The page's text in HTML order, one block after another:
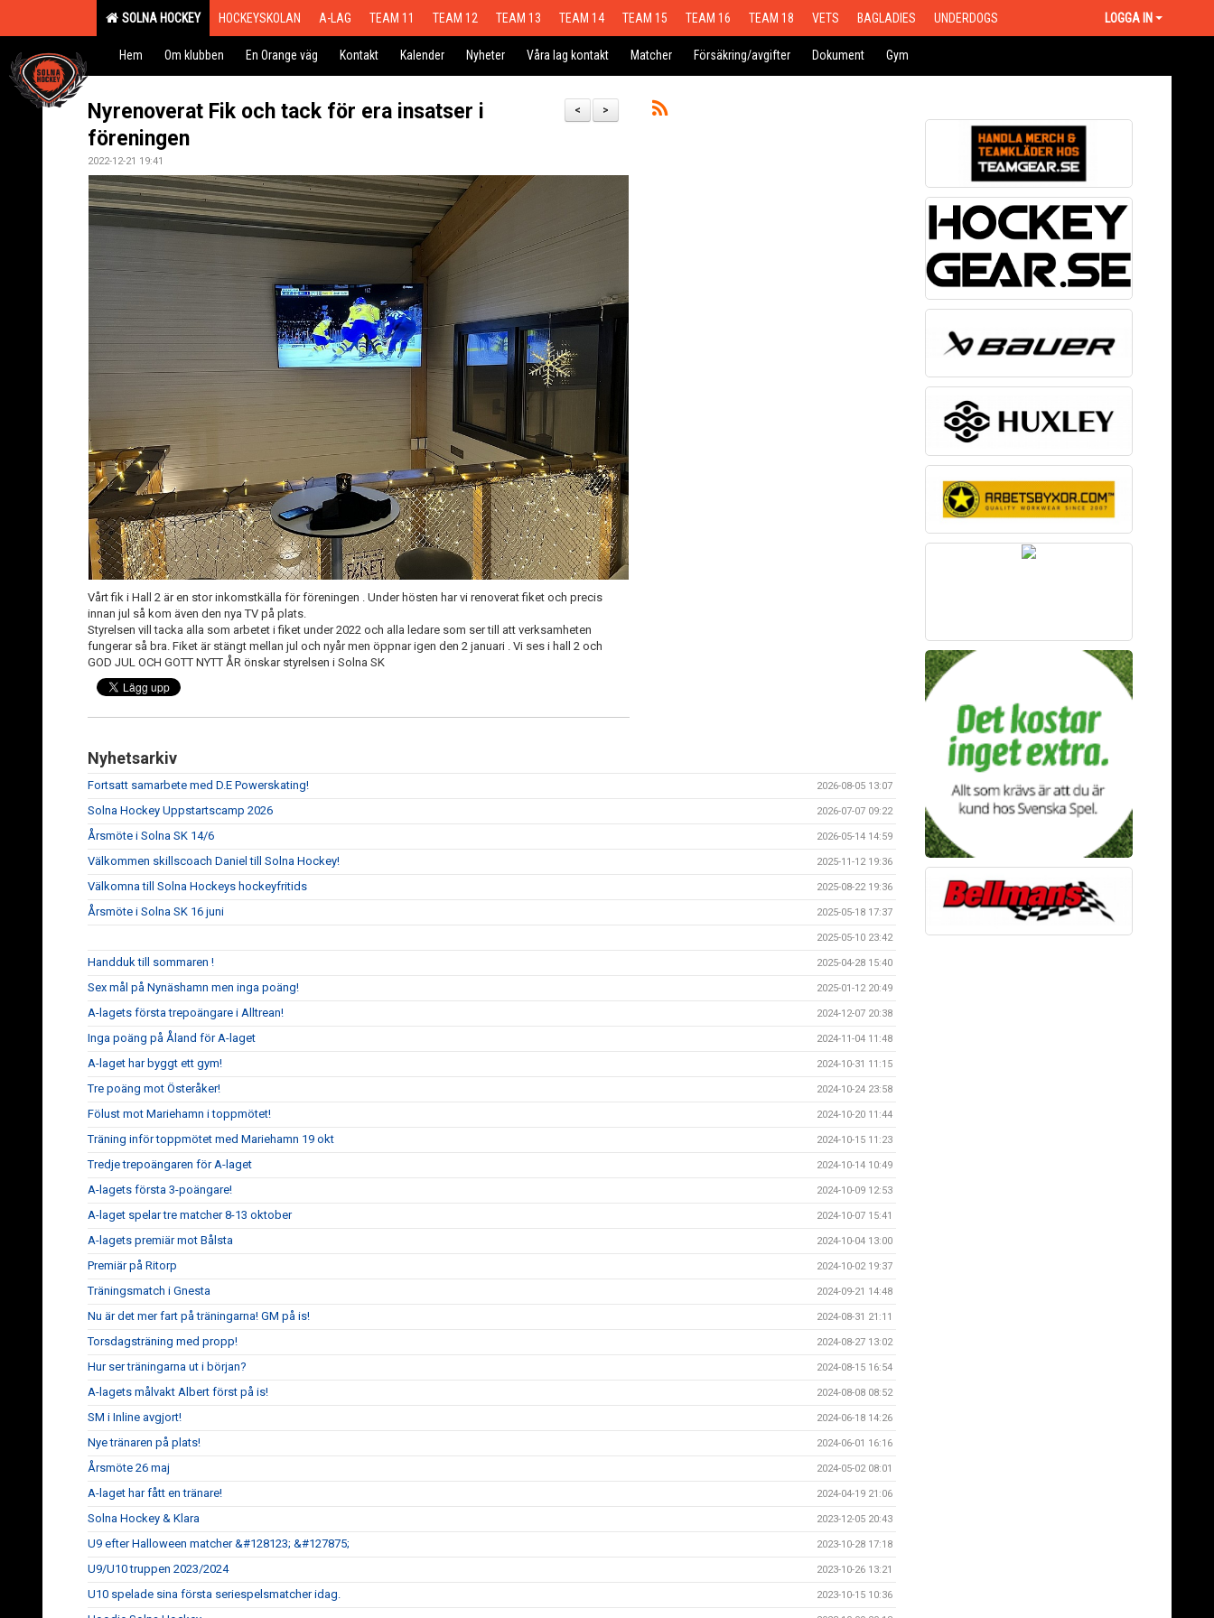
SOLNA HOCKEY HOCKEYSKOLAN A-LAG TEAM 11 TEAM 12 TEAM 13 TEAM 14 TEAM 15 TEAM 16 TEAM 18 VETS BAGLADIES UNDERDOGS LOGGA IN
Hem Om klubben En Orange väg Kontakt Kalender Nyheter Våra lag kontakt Matcher Försäkring/avgifter Dokument Gym
>
<
Nyrenoverat Fik och tack för era insatser i
föreningen
2022-12-21 19:41
Vårt fik i Hall 2 är en stor inkomstkälla för föreningen . Under hösten har vi renoverat fiket och precis
innan jul så kom även den nya TV på plats.
Styrelsen vill tacka alla som arbetet i fiket under 2022 och alla ledare som ser till att verksamheten
fungerar så bra. Fiket är stängt mellan jul och nyår men öppnar igen den 2 januari . Vi ses i hall 2 och
GOD JUL OCH GOTT NYTT ÅR önskar styrelsen i Solna SK
Nyhetsarkiv
Fortsatt samarbete med D.E Powerskating! 2026-08-05 13:07
Solna Hockey Uppstartscamp 2026 2026-07-07 09:22
Årsmöte i Solna SK 14/6 2026-05-14 14:59
Välkommen skillscoach Daniel till Solna Hockey! 2025-11-12 19:36
Välkomna till Solna Hockeys hockeyfritids 2025-08-22 19:36
Årsmöte i Solna SK 16 juni 2025-05-18 17:37
2025-05-10 23:42
Handduk till sommaren ! 2025-04-28 15:40
Sex mål på Nynäshamn men inga poäng! 2025-01-12 20:49
A-lagets första trepoängare i Alltrean! 2024-12-07 20:38
Inga poäng på Åland för A-laget 2024-11-04 11:48
A-laget har byggt ett gym! 2024-10-31 11:15
Tre poäng mot Österåker! 2024-10-24 23:58
Fölust mot Mariehamn i toppmötet! 2024-10-20 11:44
Träning inför toppmötet med Mariehamn 19 okt 2024-10-15 11:23
Tredje trepoängaren för A-laget 2024-10-14 10:49
A-lagets första 3-poängare! 2024-10-09 12:53
A-laget spelar tre matcher 8-13 oktober 2024-10-07 15:41
A-lagets premiär mot Bålsta 2024-10-04 13:00
Premiär på Ritorp 2024-10-02 19:37
Träningsmatch i Gnesta 2024-09-21 14:48
Nu är det mer fart på träningarna! GM på is! 2024-08-31 21:11
Torsdagsträning med propp! 2024-08-27 13:02
Hur ser träningarna ut i början? 2024-08-15 16:54
A-lagets målvakt Albert först på is! 2024-08-08 08:52
SM i Inline avgjort! 2024-06-18 14:26
Nye tränaren på plats! 2024-06-01 16:16
Årsmöte 26 maj 2024-05-02 08:01
A-laget har fått en tränare! 2024-04-19 21:06
Solna Hockey & Klara 2023-12-05 20:43
U9 efter Halloween matcher &#128123; &#127875; 2023-10-28 17:18
U9/U10 truppen 2023/2024 2023-10-26 13:21
U10 spelade sina första seriespelsmatcher idag. 2023-10-15 10:36